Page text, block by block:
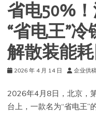
省电50%
“省电王”
解散装能
2026 年 4 月 14 日 企业供
2026年4月8日，北京，
台上，一款名为“省电王”